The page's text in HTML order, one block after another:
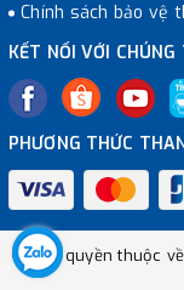
Chính sách bảo vệ
KẾT NỐI VỚI CHÚNG
PHƯƠNG THỨC
© Bản quyền thuộc về